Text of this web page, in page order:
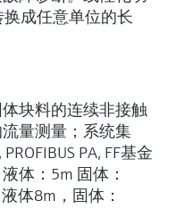
成任意单位的长
块料的连续非接触
量测量；系统集
PA, FF基金
体：5m 固体：
体8m，固体：